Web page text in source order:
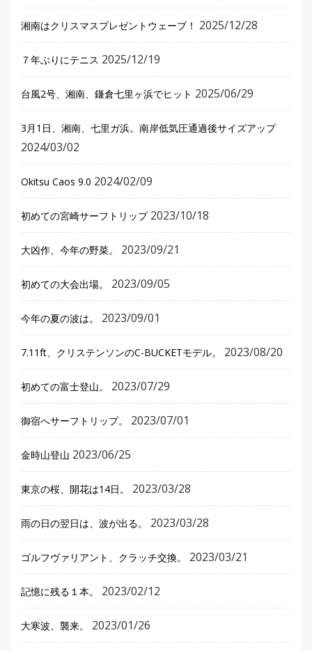
湘南はクリスマスプレゼントウェーブ！ 2025/12/28
７年ぶりにテニス 2025/12/19
台風2号、湘南、鎌倉七里ヶ浜でヒット 2025/06/29
3月1日、湘南、七里ガ浜。南岸低気圧通過後サイズアップ
2024/03/02
Okitsu Caos 9.0 2024/02/09
初めての宮崎サーフトリップ 2023/10/18
大凶作、今年の野菜。 2023/09/21
初めての大会出場。 2023/09/05
今年の夏の波は。 2023/09/01
7.11ft、クリステンソンのC-BUCKETモデル。 2023/08/20
初めての富士登山。 2023/07/29
御宿へサーフトリップ。 2023/07/01
金時山登山 2023/06/25
東京の桜、開花は14日。 2023/03/28
雨の日の翌日は、波が出る。 2023/03/28
ゴルフヴァリアント、クラッチ交換。 2023/03/21
記憶に残る１本。 2023/02/12
大寒波、襲来。 2023/01/26